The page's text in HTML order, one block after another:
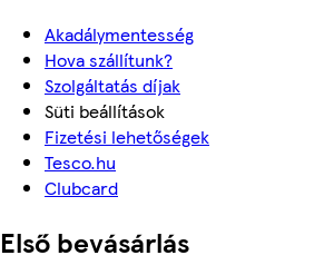
Akadálymentesség
Hova szállítunk?
Szolgáltatás díjak
Süti beállítások
Fizetési lehetőségek
Tesco.hu
Clubcard
Első bevásárlás